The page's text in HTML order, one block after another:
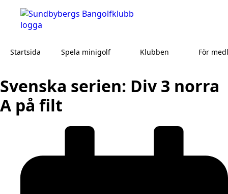
Startsida Spela minigolf Klubben För
Svenska serien: Div 3 norra
A på filt